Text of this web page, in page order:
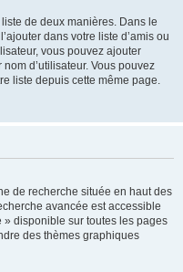
de deux manières. Dans le
dans votre liste d’amis ou
vous pouvez ajouter
d’utilisateur. Vous pouvez
liste depuis cette même page.
de recherche située en haut des
avancée est accessible
disponible sur toutes les pages
des thèmes graphiques